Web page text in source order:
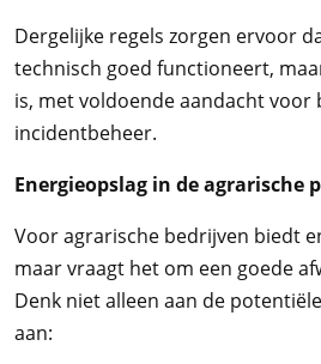
Dergelijke regels zorgen ervoor
technisch goed functioneert,
is, met voldoende aandacht voor
incidentbeheer.
Energieopslag in de agrarische
Voor agrarische bedrijven biedt
maar vraagt het om een goede
Denk niet alleen aan de
aan: